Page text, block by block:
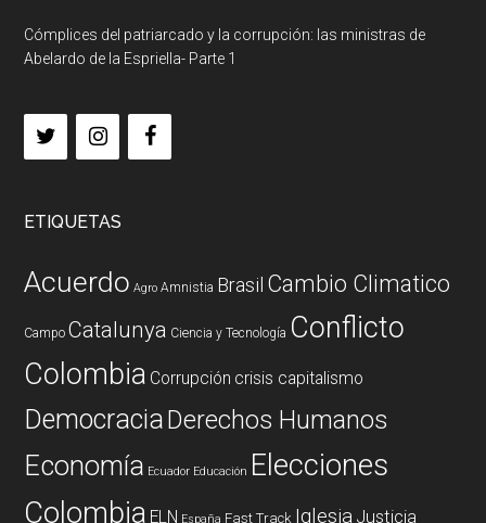
Cómplices del patriarcado y la corrupción: las ministras de
Abelardo de la Espriella- Parte 1
ETIQUETAS
Acuerdo Agro Amnistia Brasil Cambio Climatico
Campo Catalunya Ciencia y Tecnología Conflicto
Colombia Corrupción crisis capitalismo
DemocraciaDerechos Humanos
Economía Ecuador Educación Elecciones
Colombia ELN España Fast Track Iglesia Justicia